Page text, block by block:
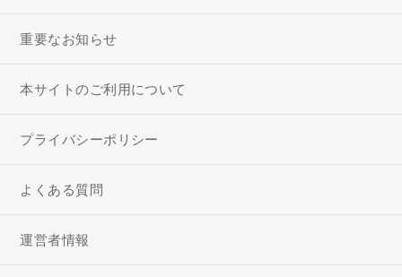
重要なお知らせ
本サイトのご利用について
プライバシーポリシー
よくある質問
運営者情報